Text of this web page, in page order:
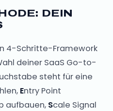
DEIN
4-Schritte-Framework
deiner SaaS Go-to-
steht für eine
Entry Point
aufbauen, Scale Signal